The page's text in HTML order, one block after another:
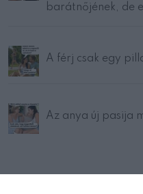
barátnőjének, de
A férj csak egy
Az anya új pasija